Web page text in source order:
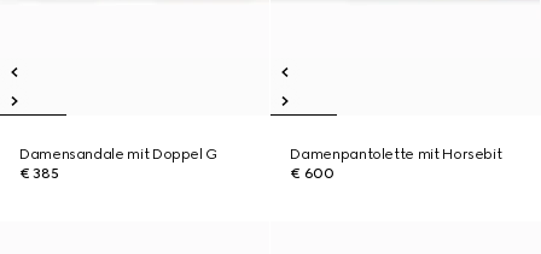
Damensandale mit Doppel G
€ 385
Damenpantolette mit Horsebit
€ 600